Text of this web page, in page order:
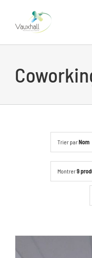
Trier parNom
Montrer9